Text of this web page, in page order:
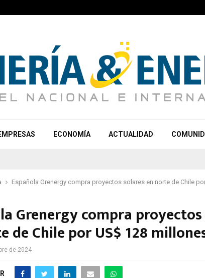
ECONOMÍA ACTUALIDAD
Española Grenergy compra proyectos solares en norte de Chile
Grenergy compra
de Chile por US$ 128
de 2024